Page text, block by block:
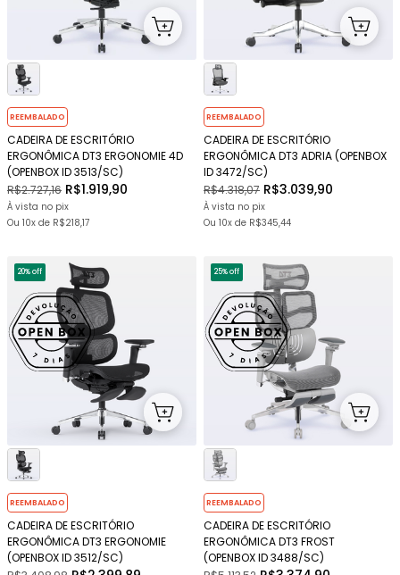
REEMBALADO
CADEIRA DE ESCRITÓRIO
ERGONÔMICA DT3 ERGONOMIE 4D
(OPENBOX ID 3513/SC)
R$2.727,16 R$1.919,90
À vista no pix
Ou 10x de R$218,17
REEMBALADO
CADEIRA DE ESCRITÓRIO
ERGONÔMICA DT3 ADRIA (OPENBOX
ID 3472/SC)
R$4.318,07 R$3.039,90
À vista no pix
Ou 10x de R$345,44
REEMBALADO
CADEIRA DE ESCRITÓRIO
ERGONÔMICA DT3 ERGONOMIE
(OPENBOX ID 3512/SC)
20% off
REEMBALADO
CADEIRA DE ESCRITÓRIO
ERGONÔMICA DT3 FROST
(OPENBOX ID 3488/SC)
25% off